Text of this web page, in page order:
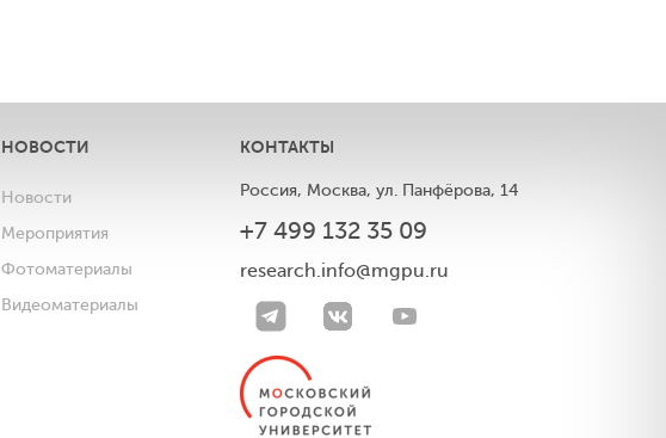
НОВОСТИ
Новости
Мероприятия
Фотоматериалы
Видеоматериалы
КОНТАКТЫ
Россия, Москва, ул. Панфёрова, 14
+7 499 132 35 09
research.info@mgpu.ru